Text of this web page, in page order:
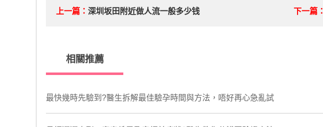
上一篇：深圳坂田附近做人流一般多少钱 下一篇：
相關推薦
最快幾時先驗到?醫生拆解最佳驗孕時間與方法，唔好再心急亂試